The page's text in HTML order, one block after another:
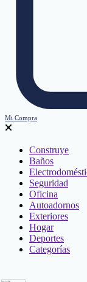
Mi Compra
Construye
Baños
Seguridad
Oficina
Autoadornos
Exteriores
Hogar
Deportes
Categorías